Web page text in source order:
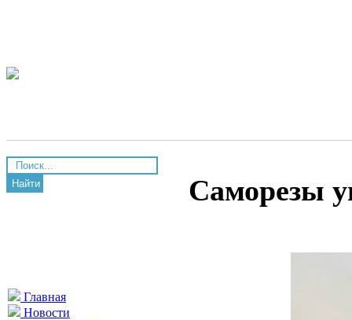
Найти
Главная
Новости
Саморезы